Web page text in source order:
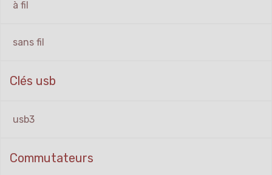
à fil
sans fil
Clés usb
usb3
Commutateurs